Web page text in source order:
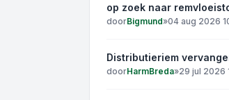
op zoek naar
doorBigmund»04 aug 2026
Distributieriem
doorHarmBreda»29 jul 2026